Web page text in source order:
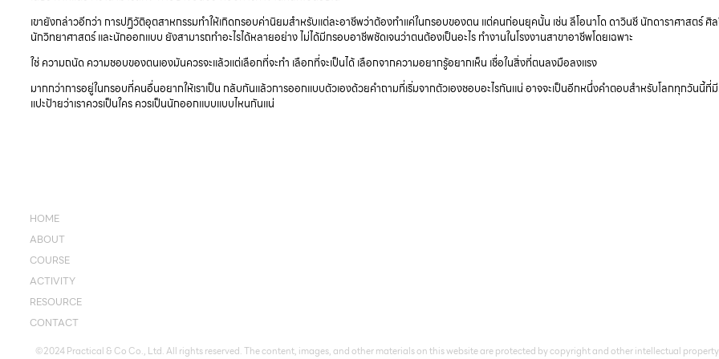
เขายังกล่าวอีกว่า การปฏิวัติอุตสาหกรรมทำให้เกิดกรอบค่านิยมสำหรับแต่ละอาชีพว่าต้องทำแค่ในกรอบของตน แต่คนก่อนยุคนั้น เช่น ลีโอนาโด ดาวินชี นักดาราศาสตร์ ศิ
นักวิทยาศาสตร์ และนักออกแบบ ยังสามารถทำอะไรได้หลายอย่าง ไม่ได้มีกรอบอาชีพชัดเจนว่าตนต้องเป็นอะไร ทำงานในโรงงานสาขาอาชีพโดยเฉพาะ
ใช่ ความถนัด ความชอบของตนเองมันควรจะแล้วแต่เลือกที่จะทำ เลือกที่จะเป็นได้ เลือกจากความอยากรู้อยากเห็น เชื่อในสิ่งที่ตนลงมือลงแรง
มากกว่าการอยู่ในกรอบที่คนอื่นอยากให้เราเป็น กลับกันแล้วการออกแบบตัวเองด้วยคำถามที่เริ่มจากตัวเองชอบอะไรกันแน่ อาจจะเป็นอีกหนึ่งคำตอบสำหรับโลกทุกวันนี้ที่
แปะป้ายว่าเราควรเป็นใคร ควรเป็นนักออกแบบแบบไหนกันแน่
HOME
ABOUT
COURSE
ACTIVITY
RESOURCE
CONTACT
©2024 Practical & Co Co., Ltd. All rights reserved. The content, images, and other materials on this website are protected by copyright and other intellectual